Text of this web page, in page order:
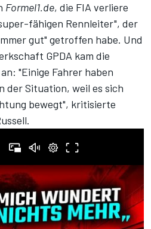
Formel1.de, die FIA verliere
fähigen Rennleiter", der
gut" getroffen habe. Und
GPDA kam die
"Einige Fahrer haben
der Situation, weil es sich
bewegt", kritisierte
.